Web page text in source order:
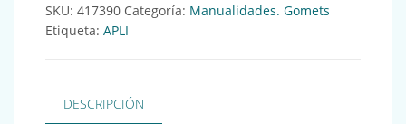
SKU: 417390 Categoría: Manualidades. Gomets
Etiqueta: APLI
DESCRIPCIÓN